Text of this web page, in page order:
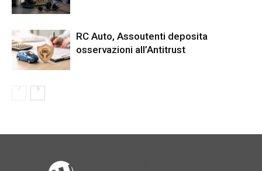
RC Auto, Assoutenti deposita
osservazioni all’Antitrust